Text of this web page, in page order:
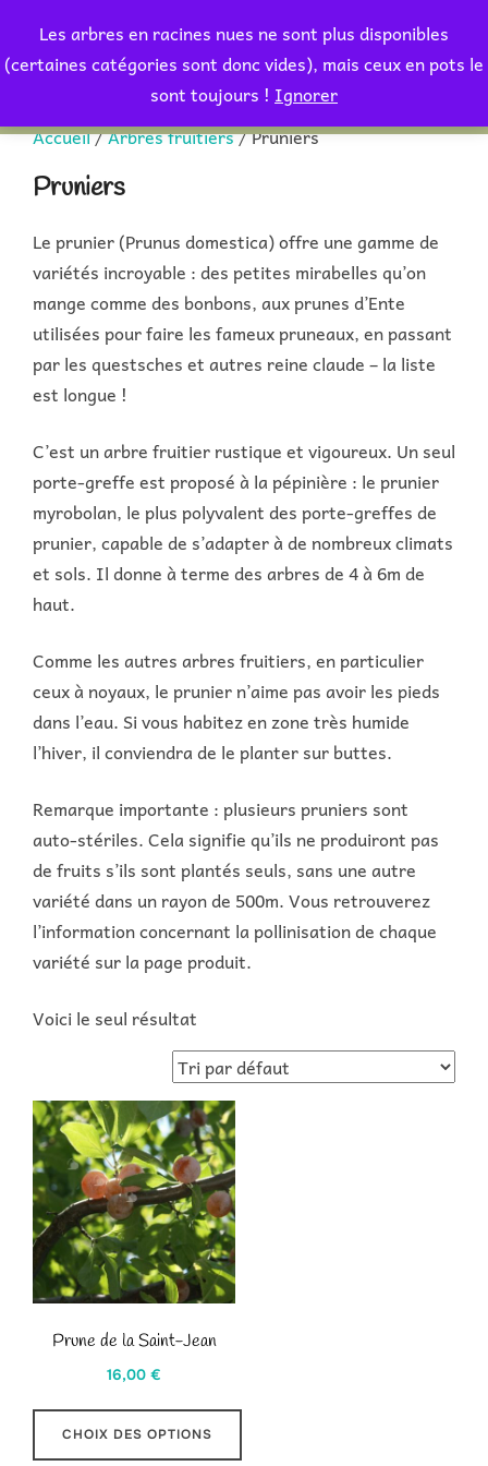
Les arbres en racines nues ne sont plus disponibles
(certaines catégories sont donc vides), mais ceux en pots le
sont toujours ! Ignorer
contenu
Rechercher :
Accueil/Arbres fruitiers/ Pruniers
Pruniers
Le prunier (Prunus domestica) offre une gamme de
variétés incroyable : des petites mirabelles qu’on
mange comme des bonbons, aux prunes d’Ente
utilisées pour faire les fameux pruneaux, en passant
par les questsches et autres reine claude – la liste
est longue !
C’est un arbre fruitier rustique et vigoureux. Un seul
porte-greffe est proposé à la pépinière : le prunier
myrobolan, le plus polyvalent des porte-greffes de
prunier, capable de s’adapter à de nombreux climats
et sols. Il donne à terme des arbres de 4 à 6m de
haut.
Comme les autres arbres fruitiers, en particulier
ceux à noyaux, le prunier n’aime pas avoir les pieds
dans l’eau. Si vous habitez en zone très humide
l’hiver, il conviendra de le planter sur buttes.
Remarque importante : plusieurs pruniers sont
auto-stériles. Cela signifie qu’ils ne produiront pas
de fruits s’ils sont plantés seuls, sans une autre
variété dans un rayon de 500m. Vous retrouverez
l’information concernant la pollinisation de chaque
variété sur la page produit.
Voici le seul résultat
Prune de la Saint-Jean
16,00€
CHOIX DES OPTIONS